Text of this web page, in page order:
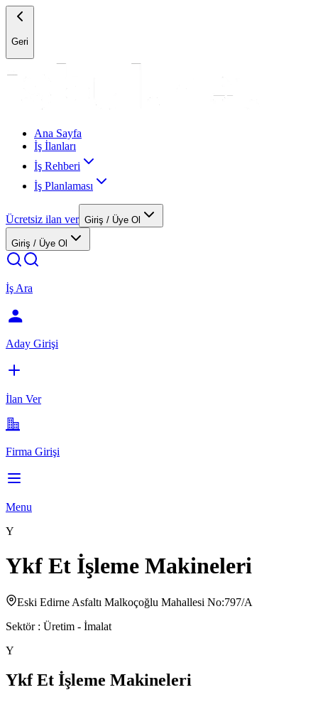
Geri
Ana Sayfa
İş İlanları
İş Rehberi
İş Planlaması
Ücretsiz ilan ver Giriş / Üye Ol
Giriş / Üye Ol
İş Ara
Aday Girişi
İlan Ver
Firma Girişi
Menu
Y
Ykf Et İşleme Makineleri
Eski Edirne Asfaltı Malkoçoğlu Mahallesi No:797/A
Sektör : Üretim - İmalat
Y
Ykf Et İşleme Makineleri